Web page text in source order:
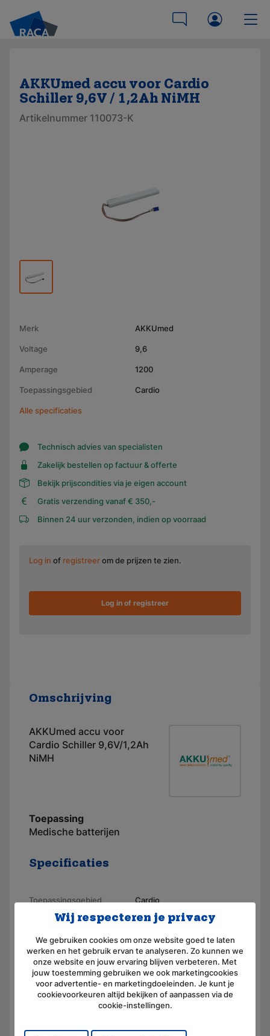
AKKUmed accu voor Cardio
Schiller 9,6V / 1,2Ah NiMH
Artikelnummer 110073-K
Merk AKKUmed
Voltage 9,6
Amperage 1200
Toepassingsgebied Cardio
Alle specificaties
Technisch advies van specialisten
Zakelijk bestellen op factuur & offerte
Bekijk prijscondities via je eigen account
Gratis verzending vanaf € 350,-
Binnen 24 uur verzonden, indien op voorraad
Log in of registreerom de prijzen te zien.
Log in of registreer
Omschrijving
AKKUmed accu voor
Cardio Schiller 9,6V/1,2Ah
NiMH
Toepassing
Medische batterijen
Specificaties
Toepassingsgebied Cardio
AKKUmed
Geschikt voor merk Schiller
Artikelnummer 110073-K
Voltage (V) 9,6
1200
Chemie Nikkel-Metaal-Hydride
Wij respecteren je privacy
We gebruiken cookies om onze website goed te laten
werken en het gebruik ervan te analyseren. Zo kunnen we
onze website en jouw ervaring blijven verbeteren. Met
jouw toestemming gebruiken we ook marketingcookies
voor advertentie- en marketingdoeleinden. Je kunt je
cookievoorkeuren altijd bekijken of aanpassen via de
cookie-instellingen.